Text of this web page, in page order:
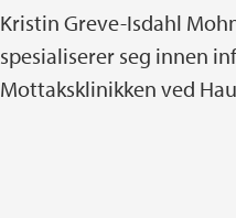
Kristin Greve-Isdahl
spesialiserer seg innen
Mottaksklinikken ved